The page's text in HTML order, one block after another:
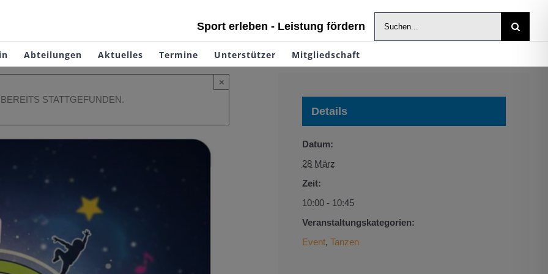
Sport erleben - Leistung fördern
Suche
nach:
Abteilungen Aktuelles Termine Unterstützer Mitgliedschaft
STATTGEFUNDEN.
×
Details
Datum:
28 März
Zeit:
10:00 - 10:45
Veranstaltungskategorien:
Event, Tanzen